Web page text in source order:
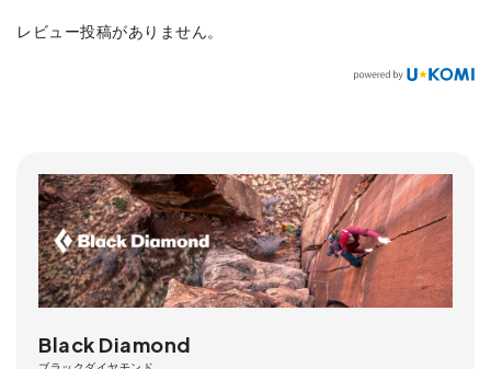
レビュー投稿がありません。
Black Diamond